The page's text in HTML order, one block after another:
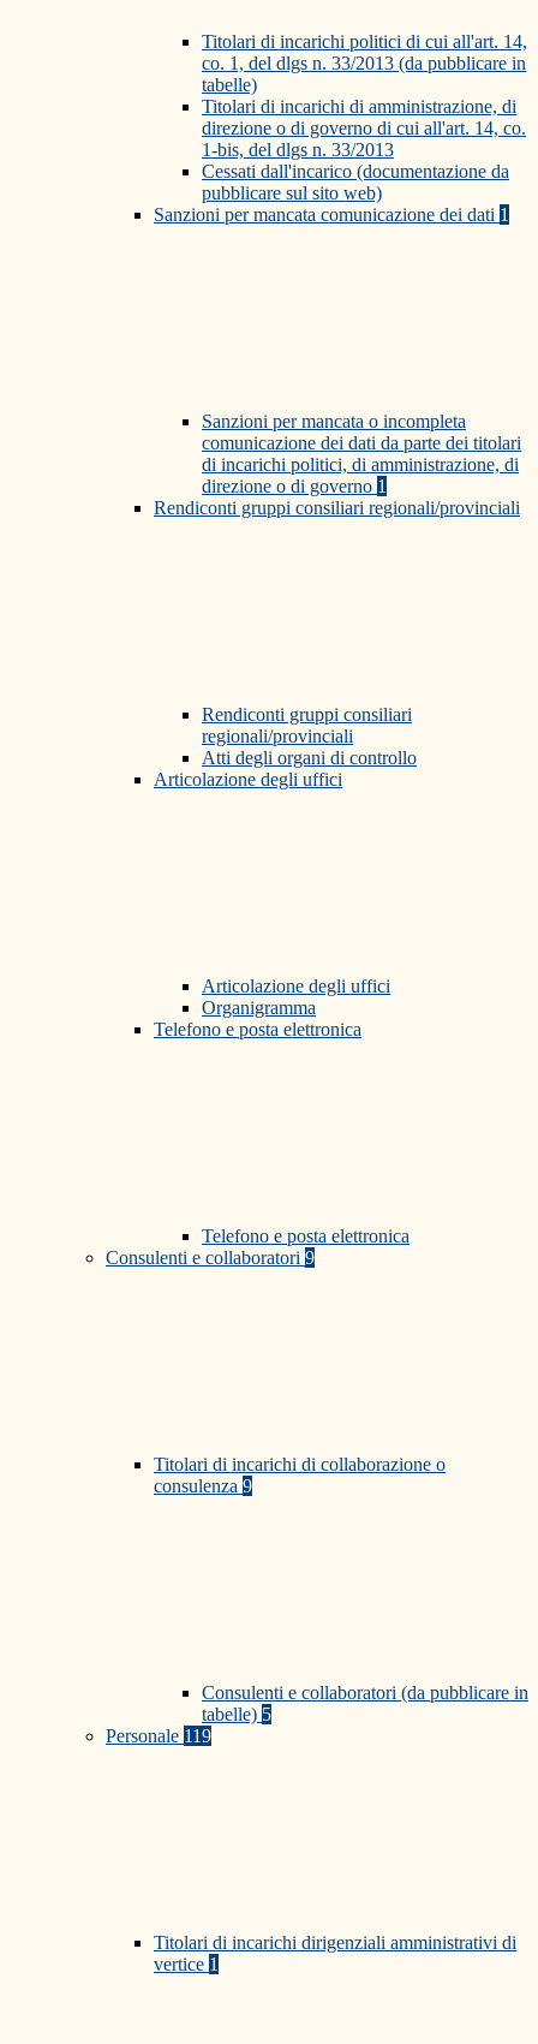
Titolari di incarichi politici di cui all'art. 14,
co. 1, del dlgs n. 33/2013 (da pubblicare in
tabelle)
Titolari di incarichi di amministrazione, di
direzione o di governo di cui all'art. 14, co.
1-bis, del dlgs n. 33/2013
Cessati dall'incarico (documentazione da
pubblicare sul sito web)
Sanzioni per mancata comunicazione dei dati 1
Sanzioni per mancata o incompleta
comunicazione dei dati da parte dei titolari
di incarichi politici, di amministrazione, di
direzione o di governo 1
Rendiconti gruppi consiliari regionali/provinciali
Rendiconti gruppi consiliari
regionali/provinciali
Atti degli organi di controllo
Articolazione degli uffici
Articolazione degli uffici
Organigramma
Telefono e posta elettronica
Telefono e posta elettronica
Consulenti e collaboratori 9
Titolari di incarichi di collaborazione o
consulenza 9
Consulenti e collaboratori (da pubblicare in
tabelle) 5
Personale 119
Titolari di incarichi dirigenziali amministrativi di
vertice 1